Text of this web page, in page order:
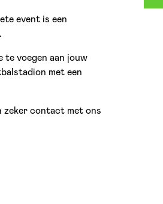
event is een
voegen aan jouw
met een
zeker contact met ons